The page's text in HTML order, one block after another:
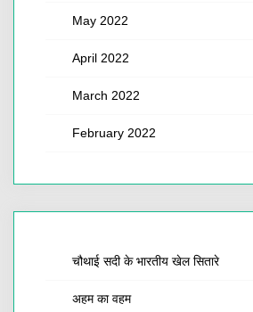
May 2022
April 2022
March 2022
February 2022
चौथाई सदी के भारतीय खेल सितारे
अहम का वहम